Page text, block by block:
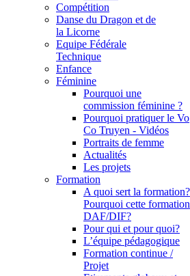
Compétition
Danse du Dragon et de
la Licorne
Equipe Fédérale
Technique
Enfance
Féminine
Pourquoi une
commission féminine ?
Pourquoi pratiquer le Vo
Co Truyen - Vidéos
Portraits de femme
Actualités
Les projets
Formation
A quoi sert la formation?
Pourquoi cette formation
DAF/DIF?
Pour qui et pour quoi?
L’équipe pédagogique
Formation continue /
Projet